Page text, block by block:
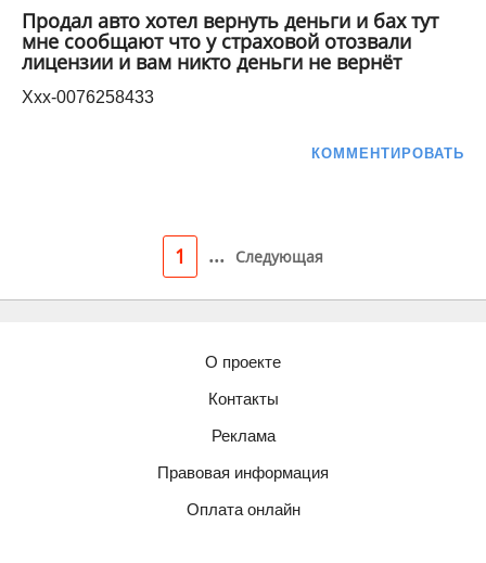
Продал авто хотел вернуть деньги и бах тут
мне сообщают что у страховой отозвали
лицензии и вам никто деньги не вернёт
Ххх-0076258433
КОММЕНТИРОВАТЬ
1 ... Следующая
О проекте
Контакты
Реклама
Правовая информация
Оплата онлайн